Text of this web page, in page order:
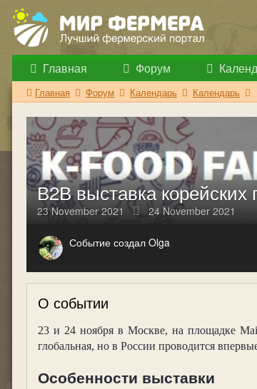
Главная Форум
Главная Форум Календарь Календарь
В2В выставка корейских
23 November 2021 24 November 2021
Событие создал Olga
О событии
23 и 24 ноября в Москве, на площадке
глобальная, но в России проводится
Особенности выставки